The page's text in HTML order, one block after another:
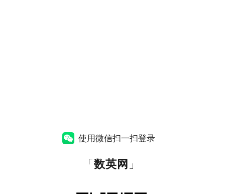
使用微信扫一扫登录
「数英网 」